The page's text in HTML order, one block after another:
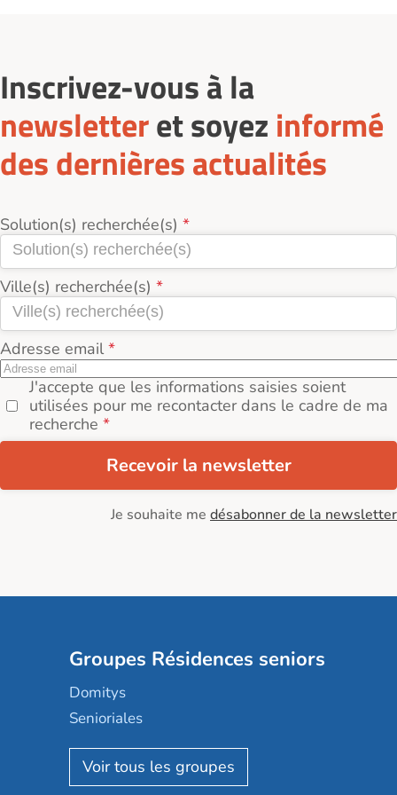
Inscrivez-vous à la
newsletteret soyez informé
des dernières actualités
Solution(s) recherchée(s)
Ville(s) recherchée(s)
Adresse email
J'accepte que les informations saisies soient
utilisées pour me recontacter dans le cadre de ma
recherche
Recevoir la newsletter
Je souhaite me désabonner de la newsletter
Groupes Résidences seniors
Domitys
Senioriales
Nohée
Les Résidentiels